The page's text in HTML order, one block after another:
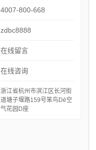
4007-800-668
zdbc8888
在线留言
在线咨询
浙江省杭州市滨江区长河街
道塘子堰路159号笨鸟Dē空
气花园D座